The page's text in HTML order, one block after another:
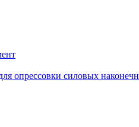
опрессовки силовых